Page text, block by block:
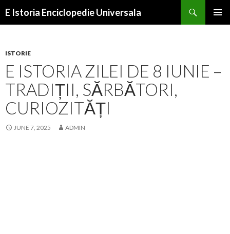
E Istoria Enciclopedie Universala
ISTORIE
E ISTORIA ZILEI DE 8 IUNIE –
TRADIȚII, SĂRBĂTORI,
CURIOZITĂȚI
JUNE 7, 2025 ADMIN